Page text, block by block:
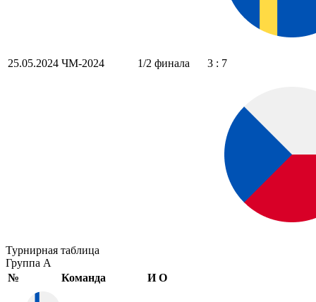
25.05.2024 ЧМ-2024 1/2 финала 3 : 7
Турнирная таблица
Группа A
№
Команда И О